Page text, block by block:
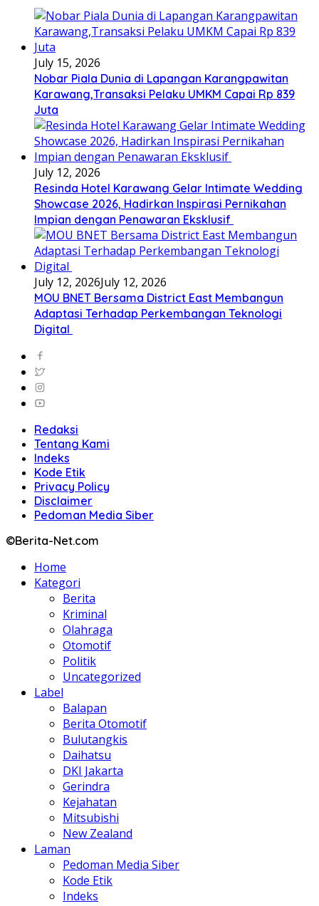
July 15, 2026
Nobar Piala Dunia di Lapangan Karangpawitan
Karawang,Transaksi Pelaku UMKM Capai Rp 839
Juta
July 12, 2026
Resinda Hotel Karawang Gelar Intimate Wedding
Showcase 2026, Hadirkan Inspirasi Pernikahan
Impian dengan Penawaran Eksklusif
July 12, 2026July 12, 2026
MOU BNET Bersama District East Membangun
Adaptasi Terhadap Perkembangan Teknologi
Digital
Redaksi
Tentang Kami
Indeks
Kode Etik
Privacy Policy
Disclaimer
Pedoman Media Siber
©Berita-Net.com
Home
Kategori
Berita
Kriminal
Olahraga
Otomotif
Politik
Uncategorized
Label
Balapan
Berita Otomotif
Bulutangkis
Daihatsu
DKI Jakarta
Gerindra
Kejahatan
Mitsubishi
New Zealand
Laman
Pedoman Media Siber
Kode Etik
Indeks